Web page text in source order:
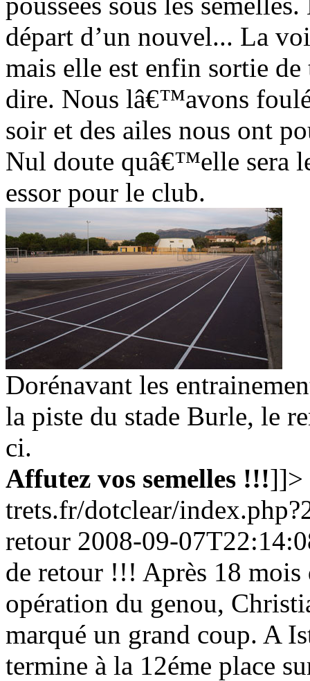
départ d’un nouvel... La
mais elle est enfin sortie
dire. Nous lâ€™avons
soir et des ailes nous ont
Nul doute quâ€™elle sera
essor pour le club.
Dorénavant les
la piste du stade Burle, le
ci.
Affutez vos semelles !!!]]>
trets.fr/dotclear/
retour 2008-09-
de retour !!! Après 18 mois
opération du genou,
marqué un grand coup. A
termine à la 12éme place